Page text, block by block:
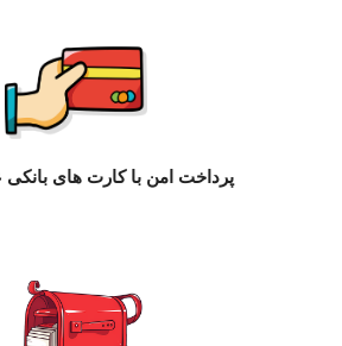
پرداخت امن با کارت های